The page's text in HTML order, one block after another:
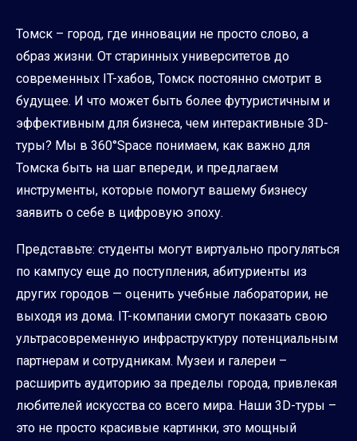
Томск – город, где инновации не просто слово, а
образ жизни. От старинных университетов до
современных IT-хабов, Томск постоянно смотрит в
будущее. И что может быть более футуристичным и
эффективным для бизнеса, чем интерактивные 3D-
туры? Мы в 360°Space понимаем, как важно для
Томска быть на шаг впереди, и предлагаем
инструменты, которые помогут вашему бизнесу
заявить о себе в цифровую эпоху.
Представьте: студенты могут виртуально прогуляться
по кампусу еще до поступления, абитуриенты из
других городов — оценить учебные лаборатории, не
выходя из дома. IT-компании смогут показать свою
ультрасовременную инфраструктуру потенциальным
партнерам и сотрудникам. Музеи и галереи –
расширить аудиторию за пределы города, привлекая
любителей искусства со всего мира. Наши 3D-туры –
это не просто красивые картинки, это мощный